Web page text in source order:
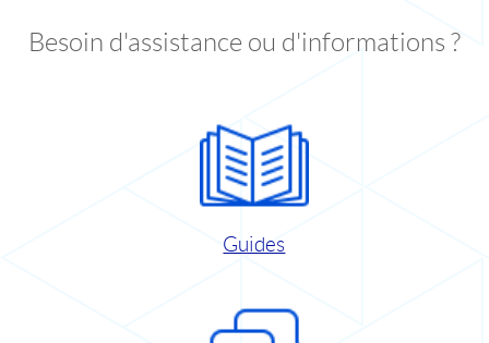
Besoin d'assistance ou d'informations ?
Guides